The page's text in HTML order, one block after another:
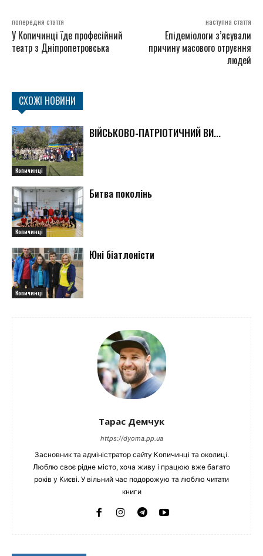
попередня стаття
У Копичинці їде професійний
театр з Дніпропетровська
наступна стаття
Епідеміологи з’ясували
причину масового отруєння
людей
СХОЖІ НОВИНИ
Копичинці
ВІЙСЬКОВО-ПАТРІОТИЧНИЙ ВИ...
Копичинці
Битва поколінь
Копичинці
Юні біатлоністи
Тарас Демчук
https://dyoma.pp.ua
Засновник та адміністратор сайту Копичинці та околиці.
Люблю своє рідне місто, хоча живу і працюю вже багато
років у Києві. У вільний час подорожую та люблю читати
книги